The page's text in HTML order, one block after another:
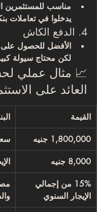
مناسب للمستثمرين
يدخلوا في تعاملات
4. الدفع الكاش
الأفضل للحصول
لكن محتاج سيولة
📈 مثال عملي
العائد على
القيمة
1,800,000 جنيه
8,000 جنيه
15% من إجمالي
الإيجار السنوي